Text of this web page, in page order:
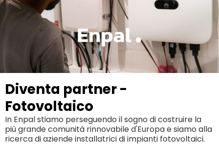
Diventa partner -
Fotovoltaico
In Enpal stiamo perseguendo il sogno di costruire la
più grande comunità rinnovabile d'Europa e siamo alla
ricerca di aziende installatrici di impianti fotovoltaici.